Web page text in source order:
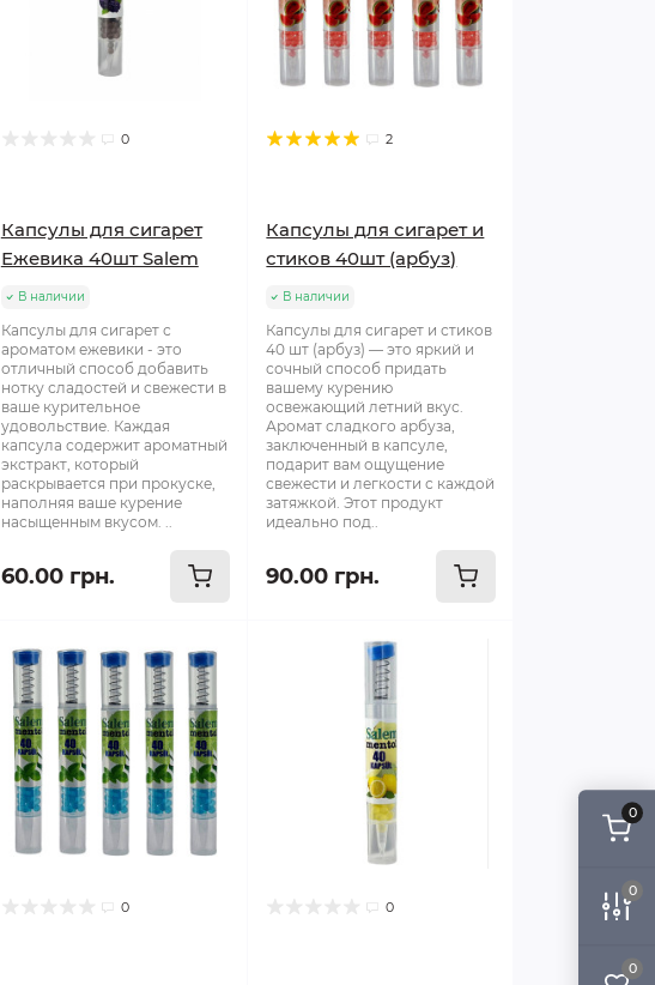
0
0
0
0
Капсулы для сигарет
Ежевика 40шт Salem
В наличии
Капсулы для сигарет с
ароматом ежевики - это
отличный способ добавить
нотку сладостей и свежести в
ваше курительное
удовольствие. Каждая
капсула содержит ароматный
экстракт, который
раскрывается при прокуске,
наполняя ваше курение
насыщенным вкусом. ..
60.00 грн.
2
Капсулы для сигарет и
стиков 40шт (арбуз)
В наличии
Капсулы для сигарет и стиков
40 шт (арбуз) — это яркий и
сочный способ придать
вашему курению
освежающий летний вкус.
Аромат сладкого арбуза,
заключенный в капсуле,
подарит вам ощущение
свежести и легкости с каждой
затяжкой. Этот продукт
идеально под..
90.00 грн.
0 0